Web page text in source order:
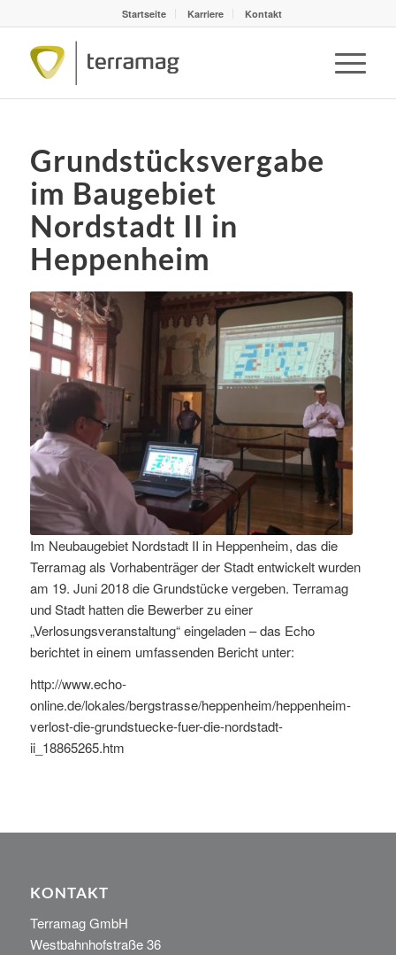
Startseite Karriere Kontakt
Grundstücksvergabe
im Baugebiet
Nordstadt II in
Heppenheim
Im Neubaugebiet Nordstadt II in Heppenheim, das die
Terramag als Vorhabenträger der Stadt entwickelt wurden
am 19. Juni 2018 die Grundstücke vergeben. Terramag
und Stadt hatten die Bewerber zu einer
„Verlosungsveranstaltung“ eingeladen – das Echo
berichtet in einem umfassenden Bericht unter:
http://www.echo-
online.de/lokales/bergstrasse/heppenheim/heppenheim-
verlost-die-grundstuecke-fuer-die-nordstadt-
ii_18865265.htm
KONTAKT
Terramag GmbH
Westbahnhofstraße 36